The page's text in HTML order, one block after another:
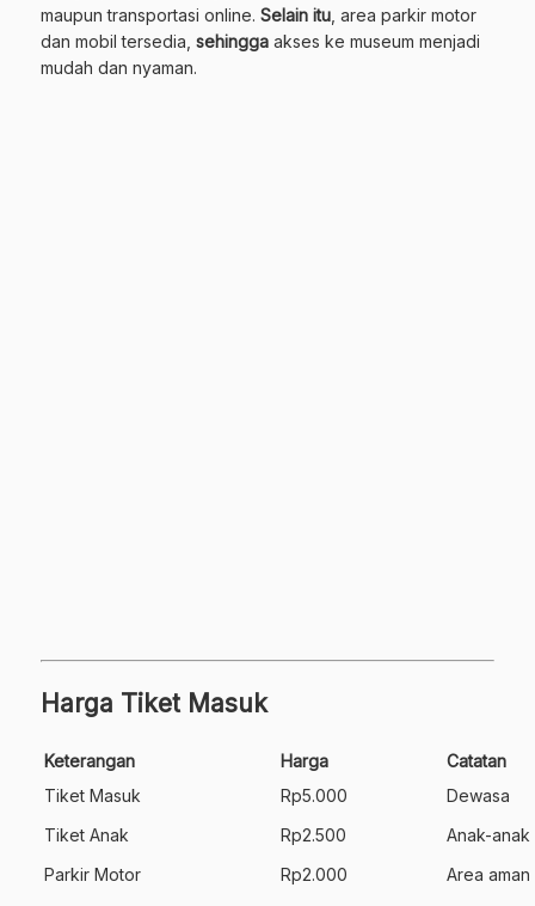
maupun transportasi online. Selain itu , area parkir motor
dan mobil tersedia, sehingga akses ke museum menjadi
mudah dan nyaman.
Harga Tiket Masuk
Keterangan Harga
Catatan
Tiket Masuk
Rp5.000
Dewasa
Tiket Anak
Rp2.500
Anak-anak
Parkir Motor
Rp2.000
Area aman